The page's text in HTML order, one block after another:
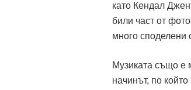
като Кендал
били част от
много споделени
Музиката също е
начинът, по